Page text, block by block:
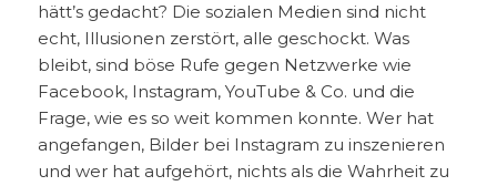
hätt’s gedacht? Die sozialen Medien sind nicht
echt, Illusionen zerstört, alle geschockt. Was
bleibt, sind böse Rufe gegen Netzwerke wie
Facebook, Instagram, YouTube & Co. und die
Frage, wie es so weit kommen konnte. Wer hat
angefangen, Bilder bei Instagram zu inszenieren
und wer hat aufgehört, nichts als die Wahrheit zu